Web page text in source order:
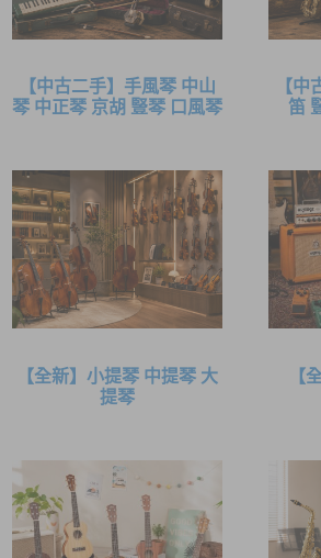
【中古二手】手風琴 中山
琴 中正琴 京胡 豎琴 口風琴
【
笛
【全新】小提琴 中提琴 大
提琴
【